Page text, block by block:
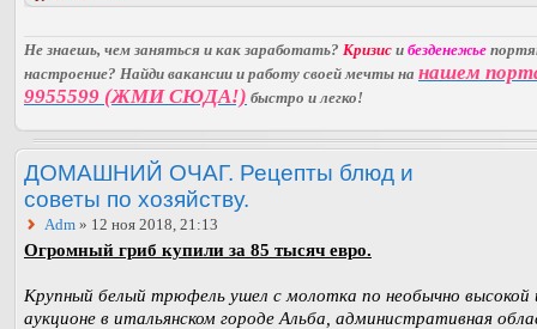
Не знаешь, чем заняться и как заработать? Кризис и безденежье
настроение? Найди вакансии и работу своей мечты на нашем
9955599 (ЖМИ СЮДА!) быстро и легко!
ДОМАШНИЙ ОЧАГ. Рецепты блюд и
советы по хозяйству.
Adm » 12 ноя 2018, 21:13
Огромный гриб купили за 85 тысяч евро.
Крупный белый трюфель ушел с молотка по необычно высокой
аукционе в итальянском городе Альба, административная